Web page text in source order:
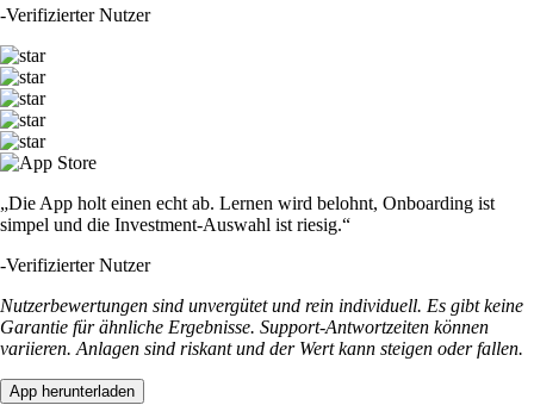
-Verifizierter Nutzer
„Die App holt einen echt ab. Lernen wird belohnt, Onboarding ist
simpel und die Investment-Auswahl ist riesig.“
-Verifizierter Nutzer
Nutzerbewertungen sind unvergütet und rein individuell. Es gibt keine
Garantie für ähnliche Ergebnisse. Support-Antwortzeiten können
variieren. Anlagen sind riskant und der Wert kann steigen oder fallen.
App herunterladen